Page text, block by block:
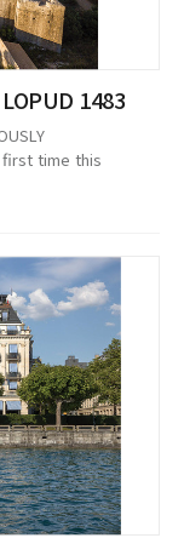
1483
first time this